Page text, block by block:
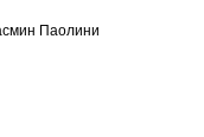
Паолини